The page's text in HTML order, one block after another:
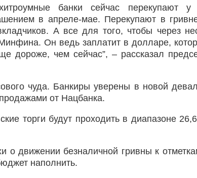
банки сейчас перекупают у
в апреле-мае. Перекупают в
А все для того, чтобы через
Он ведь заплатит в долларе,
дороже, чем сейчас”, – рассказал
чуда. Банкиры уверены в новой
от Нацбанка.
торги будут проходить в диапазоне
о движении безналичной гривны к
наполнить.